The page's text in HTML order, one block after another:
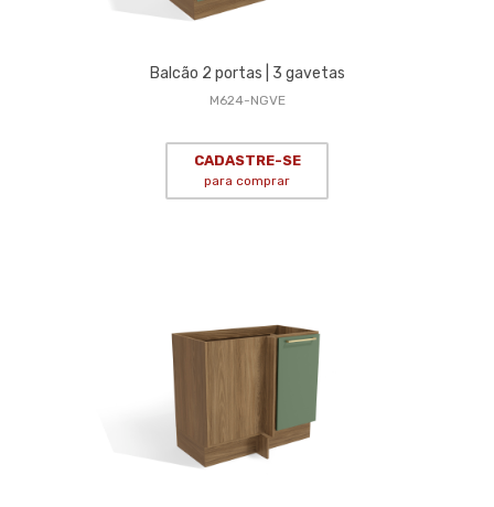
Balcão 2 portas | 3 gavetas
M624-NGVE
CADASTRE-SE
para comprar